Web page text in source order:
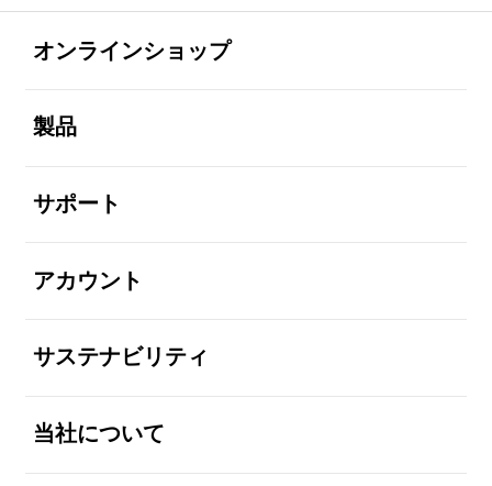
オンラインショップ
製品
サポート
アカウント
サステナビリティ
当社について